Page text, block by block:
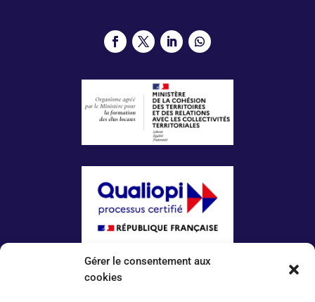
Gérer le consentement aux
cookies
La certification qualité a été délivrée au titre
de la catégorie d’action suivante :